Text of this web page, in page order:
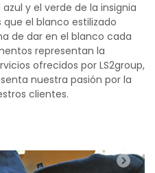
y el verde de la insignia
que el blanco estilizado
de dar en el blanco cada
representan la
ofrecidos por LS2group,
nuestra pasión por la
clientes.